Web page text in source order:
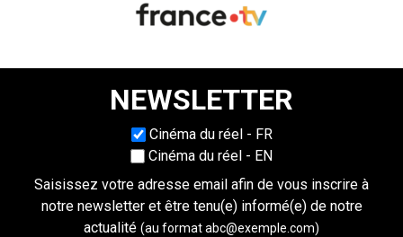
NEWSLETTER
Choisissez une langueCinéma du réel - FR
Cinéma du réel - EN
Saisissez votre adresse email afin de vous inscrire à
notre newsletter et être tenu(e) informé(e) de notre
actualité (au format abc@exemple.com)